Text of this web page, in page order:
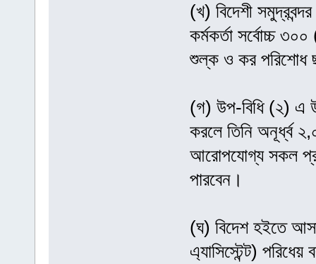
(খ) বিদেশী
কর্মকর্তা সর্বোচ্চ
শুল্ক ও কর পরিশোধ
(গ) উপ-বিধি (২) এ
করলে তিনি অনূর্ধ্ব
আরোপযোগ্য সকল
পারবেন।
(ঘ) বিদেশ হইতে আসা
এ্যাসিস্টেন্ট)